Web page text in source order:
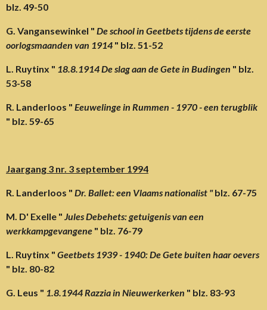
blz. 49-50
G. Vangansewinkel " De school in Geetbets tijdens de eerste
oorlogsmaanden van 1914 " blz. 51-52
L. Ruytinx " 18.8.1914 De slag aan de Gete in Budingen " blz.
53-58
R. Landerloos " Eeuwelinge in Rummen - 1970 - een terugblik
" blz. 59-65
Jaargang 3 nr. 3 september 1994
R. Landerloos " Dr. Ballet: een Vlaams nationalist "blz. 67-75
M. D' Exelle " Jules Debehets: getuigenis van een
werkkampgevangene " blz. 76-79
L. Ruytinx " Geetbets 1939 - 1940: De Gete buiten haar oevers
" blz. 80-82
G. Leus " 1.8.1944 Razzia in Nieuwerkerken " blz. 83-93